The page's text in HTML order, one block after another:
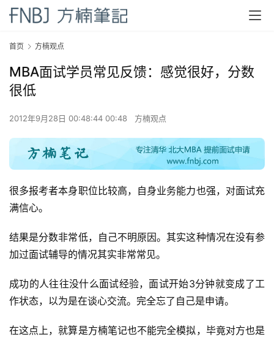
首
方
备
考
论
首页 方楠观点
MBA面试学员常见反馈：感觉很好，分数
很低
2012年9月28日 00:48:44 00:48 方楠观点
很多报考者本身职位比较高，自身业务能力也强，对面试充
满信心。
结果是分数非常低，自己不明原因。其实这种情况在没有参
加过面试辅导的情况其实非常常见。
成功的人往往没什么面试经验，面试开始3分钟就变成了工
作状态，以为是在谈心交流。完全忘了自己是申请。
在这点上，就算是方楠笔记也不能完全模拟，毕竟对方也是